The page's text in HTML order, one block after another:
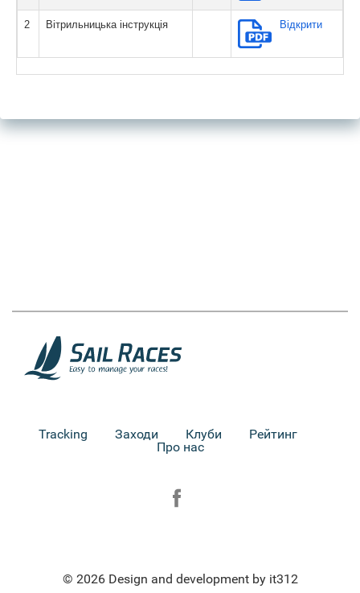
2 Вітрильницька інструкція Вiдкрити
Tracking Заходи Клуби
Рейтинг
Про нас
© 2026 Design and development by it312